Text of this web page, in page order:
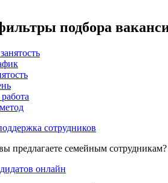
подбора
сотрудников
предлагаете семейным сотрудникам?
онлайн